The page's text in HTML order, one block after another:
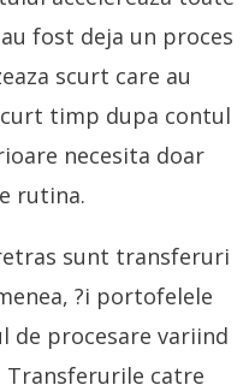
fost deja un proces
scurt care au
timp dupa contul
necesita doar
rutina.
sunt transferuri
?i portofelele
de procesare variind
Transferurile catre